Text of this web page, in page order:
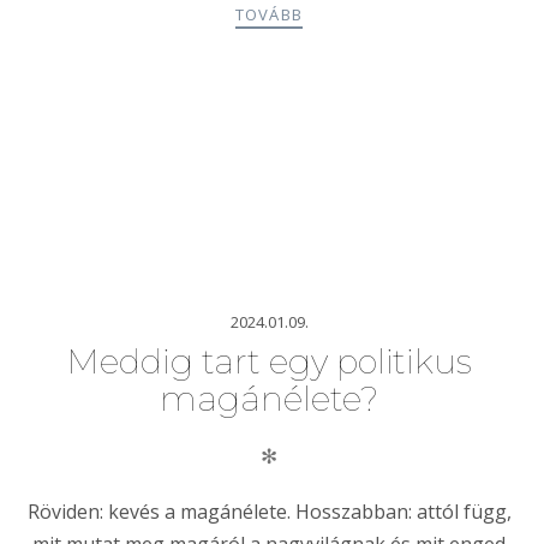
TOVÁBB
2024.01.09.
Meddig tart egy politikus
magánélete?
✻
Röviden: kevés a magánélete. Hosszabban: attól függ,